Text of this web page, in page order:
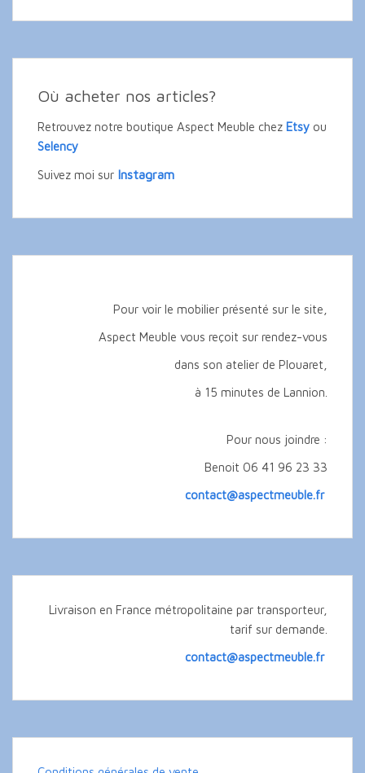
Où acheter nos articles?
Retrouvez notre boutique Aspect Meuble chez Etsy ou
Selency
Suivez moi sur Instagram
Pour voir le mobilier présenté sur le site,
Aspect Meuble vous reçoit sur rendez-vous
dans son atelier de Plouaret,
à 15 minutes de Lannion.
Pour nous joindre :
Benoit 06 41 96 23 33
contact@aspectmeuble.fr
Livraison en France métropolitaine par transporteur,
tarif sur demande.
contact@aspectmeuble.fr